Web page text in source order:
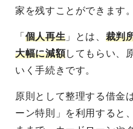
家を残すことができます。
「 個人再生 」とは、 裁判
大幅に減額してもらい、
いく手続きです。
原則として整理する借金
ーン特則」を利用すると